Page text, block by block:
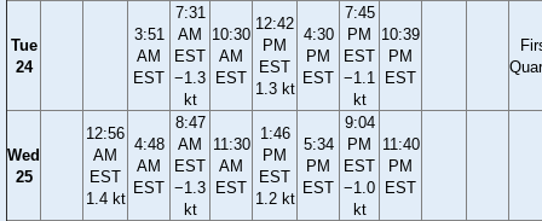
Tue
24
3:51
AM
EST
7:31
AM
EST
−1.3
kt
10:30
AM
EST
12:42
PM
EST
1.3 kt
4:30
PM
EST
7:45
PM
EST
−1.1
kt
10:39
PM
EST
Wed
25
12:56
AM
EST
1.4 kt
4:48
AM
EST
8:47
AM
EST
−1.3
kt
11:30
AM
EST
1:46
PM
EST
1.2 kt
5:34
PM
EST
9:04
PM
EST
−1.0
kt
11:40
PM
EST